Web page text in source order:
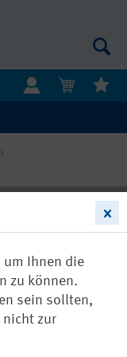
um Ihnen die
zu können.
sein sollten,
nicht zur